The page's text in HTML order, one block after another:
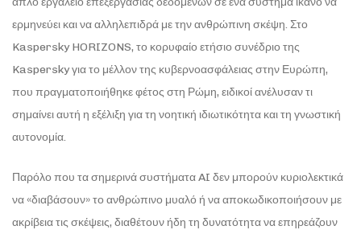
ερμηνεύει και να αλληλεπιδρά με την ανθρώπινη σκέψη. Στο
Kaspersky HORIZONS, το κορυφαίο ετήσιο συνέδριο της
Kaspersky για το μέλλον της κυβερνοασφάλειας στην Ευρώπη,
που πραγματοποιήθηκε φέτος στη Ρώμη, ειδικοί ανέλυσαν τι
σημαίνει αυτή η εξέλιξη για τη νοητική ιδιωτικότητα και τη γνωστική
αυτονομία.
Παρόλο που τα σημερινά συστήματα AI δεν μπορούν κυριολεκτικά
να «διαβάσουν» το ανθρώπινο μυαλό ή να αποκωδικοποιήσουν με
ακρίβεια τις σκέψεις, διαθέτουν ήδη τη δυνατότητα να επηρεάζουν